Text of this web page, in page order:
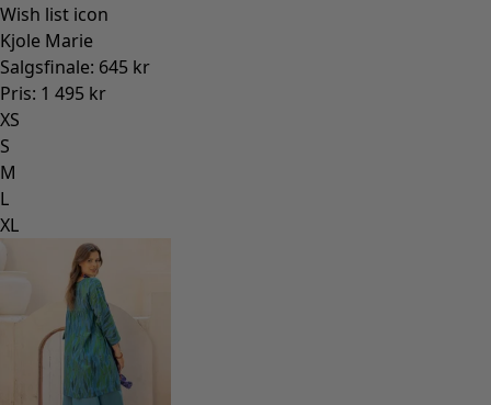
Wish list icon
Kjole Marie
Salgsfinale: 645 kr
Pris: 1 495 kr
XS
S
M
L
XL